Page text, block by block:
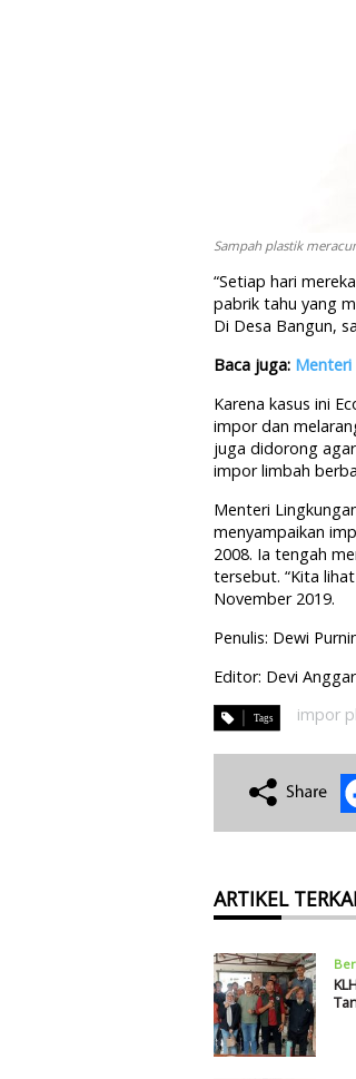
Sampah plastik
“Setiap hari
pabrik tahu yang
Di Desa Bangun,
Baca juga: Menteri
Karena kasus ini
impor dan
juga didorong
impor limbah
Menteri
menyampaikan
2008. Ia tengah
tersebut. “Kita
November 2019.
Penulis: Dewi
Editor: Devi
impor
ARTIKEL